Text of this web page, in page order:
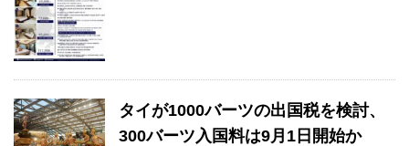
タイが1000バーツの出国税を検討、
300バーツ入国料は9月1日開始か